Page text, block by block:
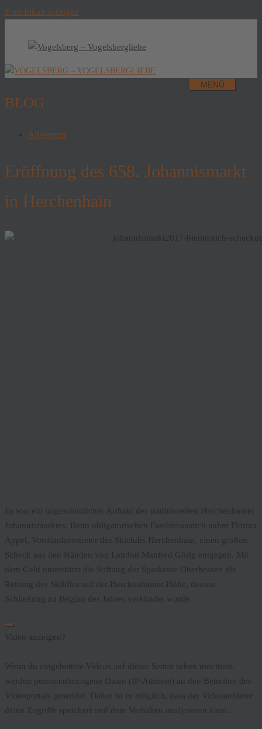
Zum Inhalt springen
MENÜ
BLOG
Allgemein
Eröffnung des 658. Johannismarkt
in Herchenhain
Es war ein ungewöhnlicher Auftakt des traditionellen Herchenhainer
Johannismarktes: Beim obligatorischen Fassbieranstich nahm Florian
Appel, Vorstandsvertreter des Skiclubs Herchenhain, einen großen
Scheck aus den Händen von Landrat Manfred Görig entgegen. Mit
dem Geld unterstützt die Stiftung der Sparkasse Oberhessen die
Rettung des Skiliftes auf der Herchenhainer Höhe, dessen
Schließung zu Beginn des Jahres verkündet wurde.
Video anzeigen?
Wenn du eingebettete Videos auf dieser Seiten sehen möchtest,
werden personenbezogene Daten (IP-Adresse) an den Betreiber des
Videoportals gesendet. Daher ist es möglich, dass der Videoanbieter
deine Zugriffe speichert und dein Verhalten analysieren kann.